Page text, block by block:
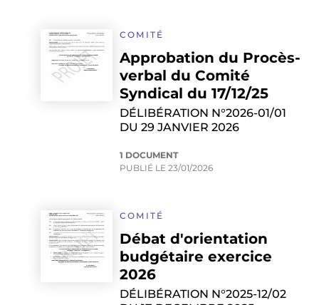
COMITÉ
Approbation du Procès-
verbal du Comité
Syndical du 17/12/25
DÉLIBÉRATION N°2026-01/01
DU 29 JANVIER 2026
1 DOCUMENT
PUBLIÉ LE23/01/2026
COMITÉ
Débat d'orientation
budgétaire exercice
2026
DÉLIBÉRATION N°2025-12/02